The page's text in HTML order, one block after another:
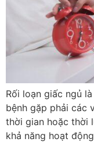
Rối loạn giấc ngủ
bệnh gặp phải các
thời gian hoặc thời
khả năng hoạt